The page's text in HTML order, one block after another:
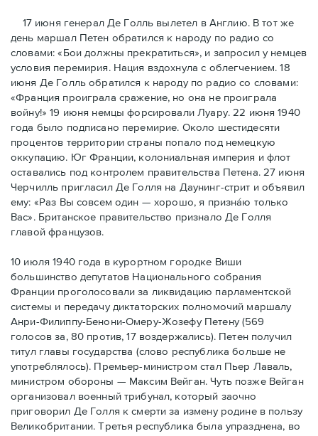
17 июня генерал Де Голль вылетел в Англию. В тот же
день маршал Петен обратился к народу по радио со
словами: «Бои должны прекратиться», и запросил у немцев
условия перемирия. Нация вздохнула с облегчением. 18
июня Де Голль обратился к народу по радио со словами:
«Франция проиграла сражение, но она не проиграла
войну!» 19 июня немцы форсировали Луару. 22 июня 1940
года было подписано перемирие. Около шестидесяти
процентов территории страны попало под немецкую
оккупацию. Юг Франции, колониальная империя и флот
оставались под контролем правительства Петена. 27 июня
Черчилль пригласил Де Голля на Даунинг-стрит и объявил
ему: «Раз Вы совсем один — хорошо, я признáю только
Вас». Британское правительство признало Де Голля
главой французов.
10 июля 1940 года в курортном городке Виши
большинство депутатов Национального собрания
Франции проголосовали за ликвидацию парламентской
системы и передачу диктаторских полномочий маршалу
Анри-Филиппу-Бенони-Омеру-Жозефу Петену (569
голосов за, 80 против, 17 воздержались). Петен получил
титул главы государства (слово республика больше не
употреблялось). Премьер-министром стал Пьер Лаваль,
министром обороны — Максим Вейган. Чуть позже Вейган
организовал военный трибунал, который заочно
приговорил Де Голля к смерти за измену родине в пользу
Великобритании. Третья республика была упразднена, во